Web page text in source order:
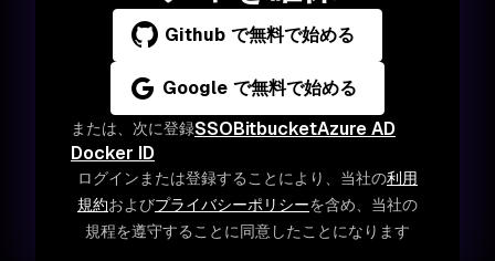
Github で無料で始める
Google で無料で始める
または、次に登録SSOBitbucketAzure AD
Docker ID
ログインまたは登録することにより、当社の利用
規約およびプライバシーポリシーを含め、当社の
規程を遵守することに同意したことになります